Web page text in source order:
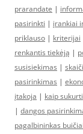
prarandate |
pasirinkti | įrankiai
priklauso | kriterijai
renkantis tiekėją |
susisiekimas |
pasirinkimas |
įtakoja | kaip sukurti
| dangos
pagalbininkas buičiai